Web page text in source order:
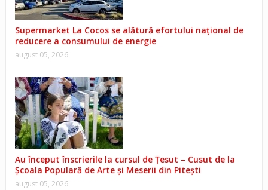
Supermarket La Cocos se alătură efortului național de
reducere a consumului de energie
august 05, 2026
Au început înscrierile la cursul de Țesut – Cusut de la
Școala Populară de Arte și Meserii din Pitești
august 05, 2026